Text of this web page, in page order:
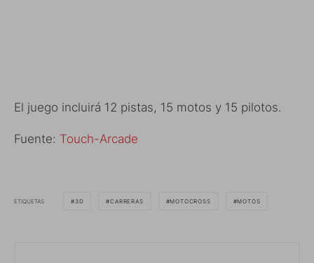
El juego incluirá 12 pistas, 15 motos y 15 pilotos.
Fuente: Touch-Arcade
ETIQUETAS 3D CARRERAS MOTOCROSS MOTOS